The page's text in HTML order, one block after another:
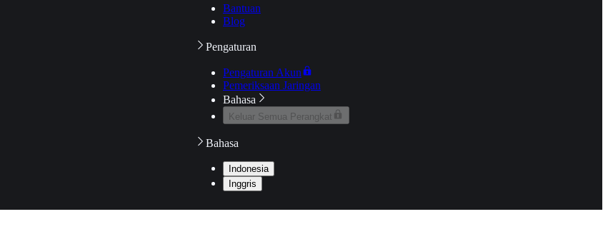
Bantuan
Blog
Pengaturan
Pengaturan Akun
Pemeriksaan Jaringan
Bahasa
Keluar Semua Perangkat
Bahasa
Indonesia
Inggris